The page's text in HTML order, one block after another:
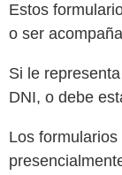
Estos
o ser
Si le
DNI, o debe
Los